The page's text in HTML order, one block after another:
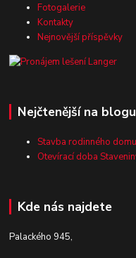
Fotogalerie
Kontakty
Nejnovější příspěvky
Nejčtenější na blogu
Stavba rodinného
Otevírací doba
Kde nás najdete
Palackého 945,